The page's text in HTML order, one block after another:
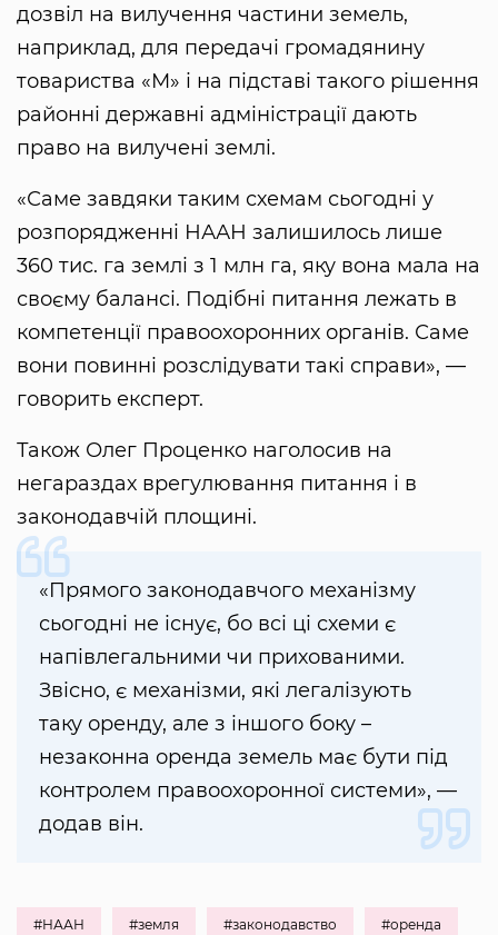
дозвіл на вилучення частини земель,
наприклад, для передачі громадянину
товариства «М» і на підставі такого рішення
районні державні адміністрації дають
право на вилучені землі.
«Саме завдяки таким схемам сьогодні у
розпорядженні НААН залишилось лише
360 тис. га землі з 1 млн га, яку вона мала на
своєму балансі. Подібні питання лежать в
компетенції правоохоронних органів. Саме
вони повинні розслідувати такі справи», —
говорить експерт.
Також Олег Проценко наголосив на
негараздах врегулювання питання і в
законодавчій площині.
«Прямого законодавчого механізму
сьогодні не існує, бо всі ці схеми є
напівлегальними чи прихованими.
Звісно, є механізми, які легалізують
таку оренду, але з іншого боку –
незаконна оренда земель має бути під
контролем правоохоронної системи», —
додав він.
#НААН #земля #законодавство #оренда